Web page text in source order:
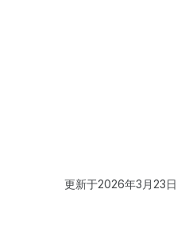
更新于2026年3月23日